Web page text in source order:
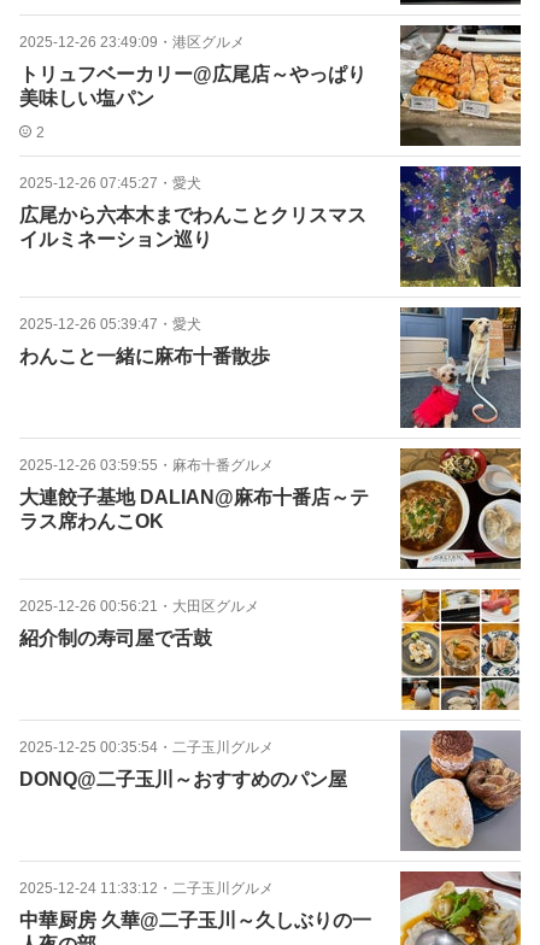
2025-12-26 23:49:09 ・ 港区グルメ
トリュフベーカリー@広尾店～やっぱり
美味しい塩パン
2
2025-12-26 07:45:27 ・ 愛犬
広尾から六本木までわんことクリスマス
イルミネーション巡り
2025-12-26 05:39:47 ・ 愛犬
わんこと一緒に麻布十番散歩
2025-12-26 03:59:55 ・ 麻布十番グルメ
大連餃子基地 DALIAN@麻布十番店～テ
ラス席わんこOK
2025-12-26 00:56:21 ・ 大田区グルメ
紹介制の寿司屋で舌鼓
2025-12-25 00:35:54 ・ 二子玉川グルメ
DONQ@二子玉川～おすすめのパン屋
2025-12-24 11:33:12 ・ 二子玉川グルメ
中華厨房 久華@二子玉川～久しぶりの一